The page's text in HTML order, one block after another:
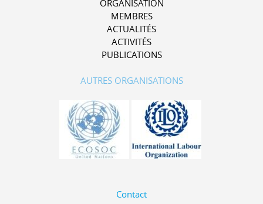
ORGANISATION
MEMBRES
ACTUALITÉS
ACTIVITÉS
PUBLICATIONS
AUTRES ORGANISATIONS
Contact